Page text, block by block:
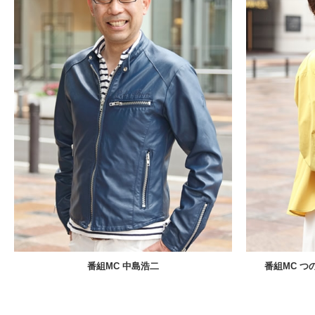
番組MC 中島浩二 番組MC つ